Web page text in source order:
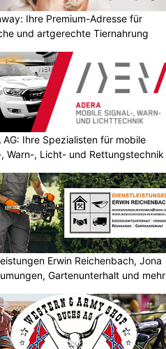
Ihre Premium-Adresse für
und artgerechte Tiernahrung
AG: Ihre Spezialisten für mobile
Warn-, Licht- und Rettungstechnik
Erwin Reichenbach, Jona
Gartenunterhalt und mehr